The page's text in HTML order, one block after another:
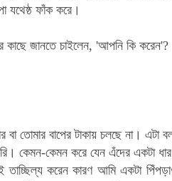
যথেষ্ঠ ফাঁক করে।
কাছে জানতে চাইলেন, 'আপনি কি করেন'?
বাপের টাকায় চলছে না। এটা
কেমন-কেমন করে যেন এঁদের একটা
করেন কারণ আমি একটা